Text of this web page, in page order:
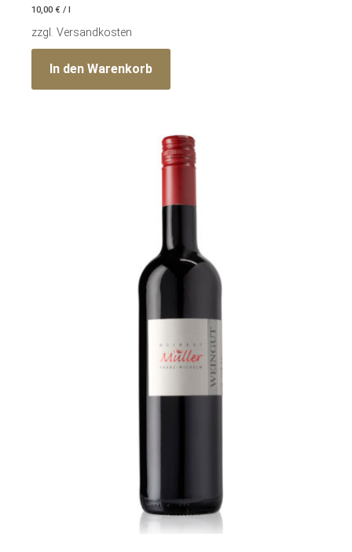
10,00 € /
zzgl. Versandkosten
In den Warenkorb